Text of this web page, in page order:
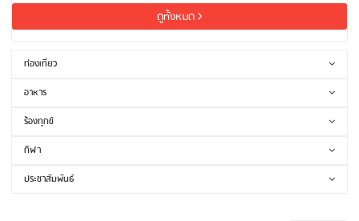
ดูทั้งหมด
ท่องเที่ยว
อาหาร
ร้องทุกข์
กีฬา
ประชาสัมพันธ์